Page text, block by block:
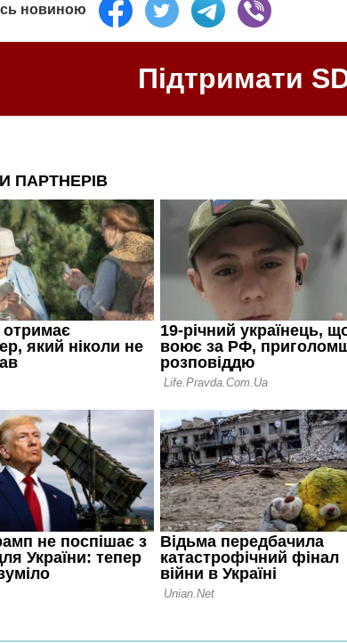
новиною
Підтримати